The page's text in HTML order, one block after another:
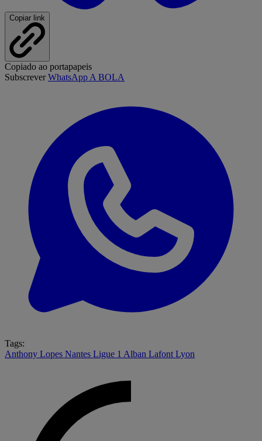
Copiar link
Copiado ao portapapeis
SubscreverWhatsApp A BOLA
Tags:
Anthony Lopes Nantes Ligue 1 Alban Lafont Lyon